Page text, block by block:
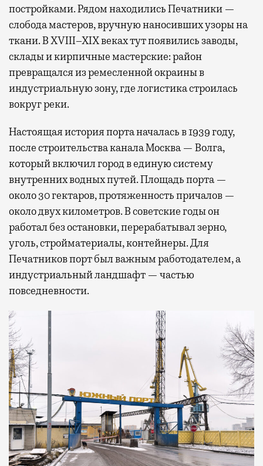
постройками. Рядом находились Печатники —
слобода мастеров, вручную наносивших узоры на
ткани. В XVIII–XIX веках тут появились заводы,
склады и кирпичные мастерские: район
превращался из ремесленной окраины в
индустриальную зону, где логистика строилась
вокруг реки.
Настоящая история порта началась в 1939 году,
после строительства канала Москва — Волга,
который включил город в единую систему
внутренних водных путей. Площадь порта —
около 30 гектаров, протяженность причалов —
около двух километров. В советские годы он
работал без остановки, перерабатывал зерно,
уголь, стройматериалы, контейнеры. Для
Печатников порт был важным работодателем, а
индустриальный ландшафт — частью
повседневности.